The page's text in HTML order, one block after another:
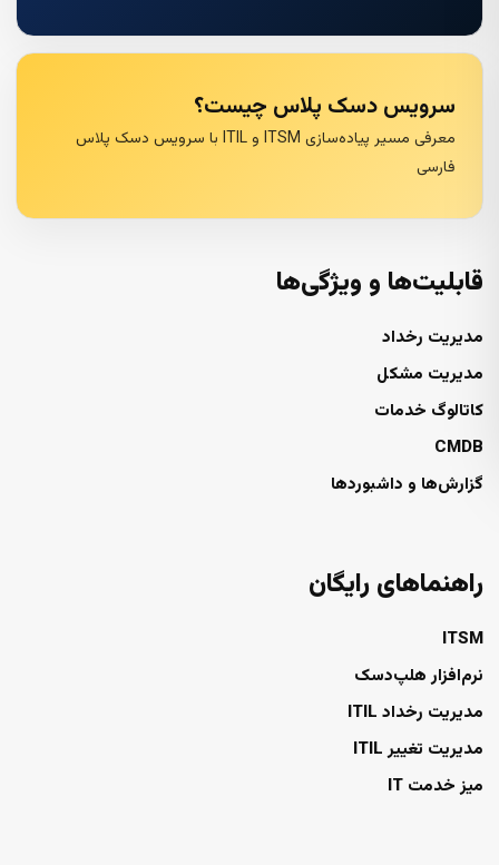
سرویس دسک پلاس چیست؟
معرفی مسیر پیاده‌سازی ITSM و ITIL با سرویس دسک پلاس
فارسی
قابلیت‌ها و ویژگی‌ها
مدیریت رخداد
مدیریت مشکل
کاتالوگ خدمات
CMDB
گزارش‌ها و داشبوردها
راهنماهای رایگان
ITSM
نرم‌افزار هلپ‌دسک
مدیریت رخداد ITIL
مدیریت تغییر ITIL
میز خدمت IT